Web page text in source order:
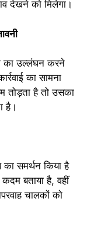
देखने को मिलेगा।
का उल्लंघन करने
का सामना
तोड़ता है तो उसका
है।
समर्थन किया है
बताया है, वहीं
चालकों को